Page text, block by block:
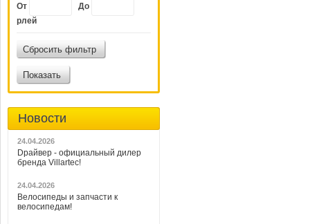
От
До
рлей
Сбросить фильтр
Показать
Новости
24.04.2026
Dрайвер - официальный дилер
бренда Villartec!
24.04.2026
Велосипеды и запчасти к
велосипедам!